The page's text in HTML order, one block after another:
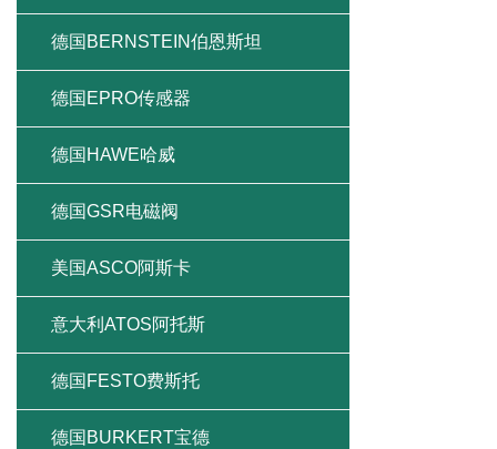
德国BERNSTEIN伯恩斯坦
德国EPRO传感器
德国HAWE哈威
德国GSR电磁阀
美国ASCO阿斯卡
意大利ATOS阿托斯
德国FESTO费斯托
德国BURKERT宝德